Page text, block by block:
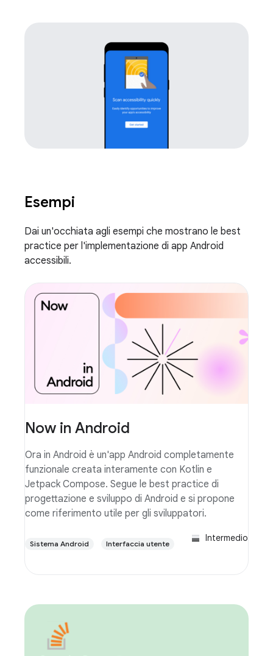
Esempi
Dai un'occhiata agli esempi che mostrano le best
practice per l'implementazione di app Android
accessibili.
Now in Android
Ora in Android è un'app Android completamente
funzionale creata interamente con Kotlin e
Jetpack Compose. Segue le best practice di
progettazione e sviluppo di Android e si propone
come riferimento utile per gli sviluppatori.
Sistema Android Interfaccia utente
Intermedio